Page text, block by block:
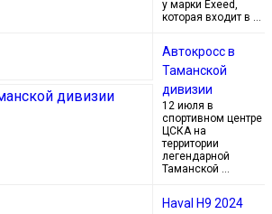
у марки Exeed,
которая входит в …
Автокросс в
Таманской
дивизии
12 июля в
спортивном центре
ЦСКА на
территории
легендарной
Таманской …
Haval H9 2024